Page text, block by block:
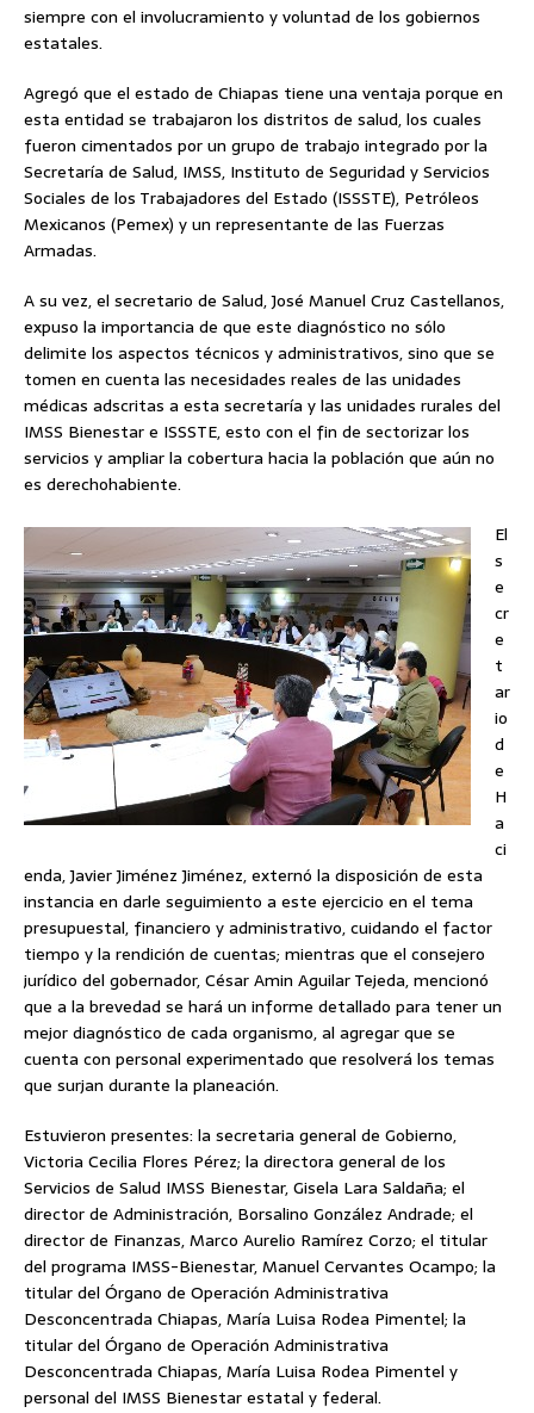
siempre con el involucramiento y voluntad de los gobiernos
estatales.
Agregó que el estado de Chiapas tiene una ventaja porque en
esta entidad se trabajaron los distritos de salud, los cuales
fueron cimentados por un grupo de trabajo integrado por la
Secretaría de Salud, IMSS, Instituto de Seguridad y Servicios
Sociales de los Trabajadores del Estado (ISSSTE), Petróleos
Mexicanos (Pemex) y un representante de las Fuerzas
Armadas.
A su vez, el secretario de Salud, José Manuel Cruz Castellanos,
expuso la importancia de que este diagnóstico no sólo
delimite los aspectos técnicos y administrativos, sino que se
tomen en cuenta las necesidades reales de las unidades
médicas adscritas a esta secretaría y las unidades rurales del
IMSS Bienestar e ISSSTE, esto con el fin de sectorizar los
servicios y ampliar la cobertura hacia la población que aún no
es derechohabiente.
El
s
e
cr
e
t
ar
io
d
e
H
a
ci
enda, Javier Jiménez Jiménez, externó la disposición de esta
instancia en darle seguimiento a este ejercicio en el tema
presupuestal, financiero y administrativo, cuidando el factor
tiempo y la rendición de cuentas; mientras que el consejero
jurídico del gobernador, César Amin Aguilar Tejeda, mencionó
que a la brevedad se hará un informe detallado para tener un
mejor diagnóstico de cada organismo, al agregar que se
cuenta con personal experimentado que resolverá los temas
que surjan durante la planeación.
Estuvieron presentes: la secretaria general de Gobierno,
Victoria Cecilia Flores Pérez; la directora general de los
Servicios de Salud IMSS Bienestar, Gisela Lara Saldaña; el
director de Administración, Borsalino González Andrade; el
director de Finanzas, Marco Aurelio Ramírez Corzo; el titular
del programa IMSS-Bienestar, Manuel Cervantes Ocampo; la
titular del Órgano de Operación Administrativa
Desconcentrada Chiapas, María Luisa Rodea Pimentel; la
titular del Órgano de Operación Administrativa
Desconcentrada Chiapas, María Luisa Rodea Pimentel y
personal del IMSS Bienestar estatal y federal.